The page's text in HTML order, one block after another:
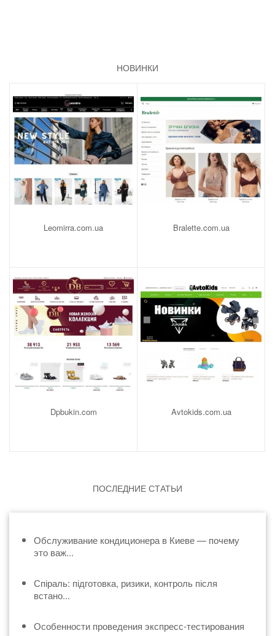
НОВИНКИ
Leomirra.com.ua Bralette.com.ua
Dpbukin.com Avtokids.com.ua
ПОСЛЕДНИЕ СТАТЬИ
Обслуживание кондиционера в Киеве — почему
это важ...
Спіраль: підготовка, ризики, контроль після
встано...
Особенности проведения экспресс-тестирования